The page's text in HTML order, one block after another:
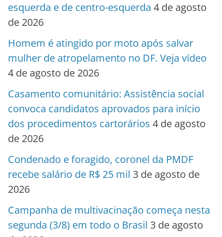
esquerda e de centro-esquerda 4 de agosto
de 2026
Homem é atingido por moto após salvar
mulher de atropelamento no DF. Veja vídeo
4 de agosto de 2026
Casamento comunitário: Assistência social
convoca candidatos aprovados para início
dos procedimentos cartorários 4 de agosto
de 2026
Condenado e foragido, coronel da PMDF
recebe salário de R$ 25 mil 3 de agosto de
2026
Campanha de multivacinação começa nesta
segunda (3/8) em todo o Brasil 3 de agosto